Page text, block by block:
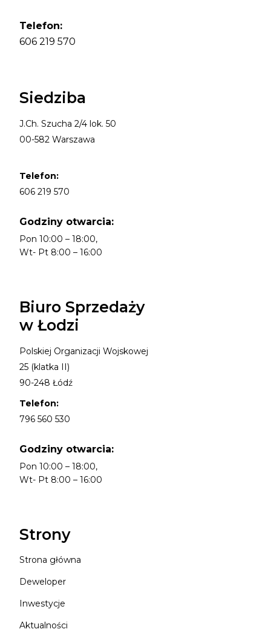
Telefon:
606 219 570
Siedziba
J.Ch. Szucha 2/4 lok. 50
00-582 Warszawa
Telefon:
606 219 570
Godziny otwarcia:
Pon 10:00 – 18:00,
Wt- Pt 8:00 – 16:00
Biuro Sprzedaży
w Łodzi
Polskiej Organizacji Wojskowej
25 (klatka II)
90-248 Łódź
Telefon:
796 560 530
Godziny otwarcia:
Pon 10:00 – 18:00,
Wt- Pt 8:00 – 16:00
Strony
Strona główna
Deweloper
Inwestycje
Aktualności